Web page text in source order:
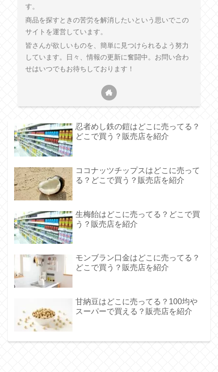
す。
商品を探すときの苦労を解消したいという思いでこの
サイトを運営しています。
皆さんが欲しいものを、簡単に見つけられるよう努力
しています。日々、情報の更新に奮闘中。お問い合わ
せはいつでもお待ちしております！
忍者めし鉄の鎧はどこに売ってる？
どこで買う？販売店を紹介
ココナッツチップスはどこに売って
る？どこで買う？販売店を紹介
生梅飴はどこに売ってる？どこで買
う？販売店を紹介
モンブラン口金はどこに売ってる？
どこで買う？販売店を紹介
甘納豆はどこに売ってる？100均や
スーパーで買える？販売店を紹介